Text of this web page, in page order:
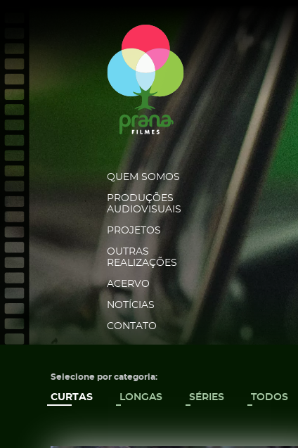
QUEM SOMOS
PRODUÇÕES
AUDIOVISUAIS
PROJETOS
OUTRAS
REALIZAÇÕES
ACERVO
NOTÍCIAS
CONTATO
Selecione por categoria:
CURTAS LONGAS SÉRIES TODOS